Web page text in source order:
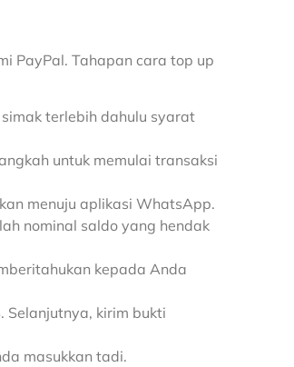
PayPal. Tahapan cara top up
terlebih dahulu syarat
untuk memulai transaksi
menuju aplikasi WhatsApp.
nominal saldo yang hendak
kepada Anda
Selanjutnya, kirim bukti
masukkan tadi.